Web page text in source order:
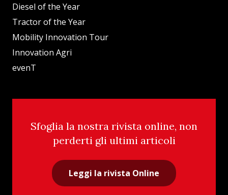
Diesel of the Year
Tractor of the Year
Mobility Innovation Tour
Innovation Agri
evenT
Sfoglia la nostra rivista online, non
perderti gli ultimi articoli
Leggi la rivista Online